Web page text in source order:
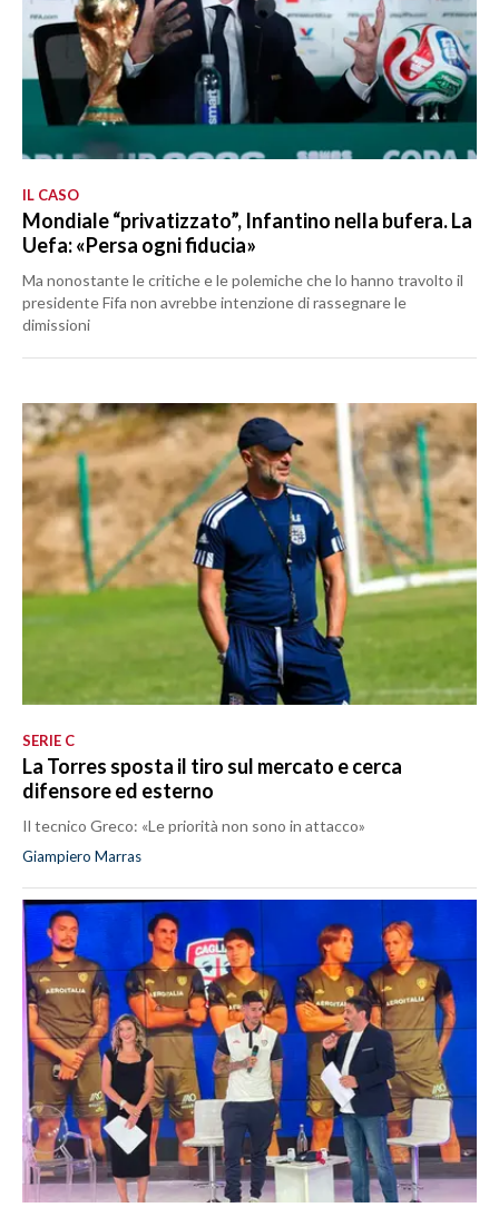
IL CASO
Mondiale “privatizzato”, Infantino nella bufera. La
Uefa: «Persa ogni fiducia»
Ma nonostante le critiche e le polemiche che lo hanno travolto il
presidente Fifa non avrebbe intenzione di rassegnare le
dimissioni
SERIE C
La Torres sposta il tiro sul mercato e cerca
difensore ed esterno
Il tecnico Greco: «Le priorità non sono in attacco»
Giampiero Marras